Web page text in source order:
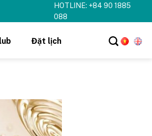
HOTLINE: +84 90 1885
088
Đặt lịch